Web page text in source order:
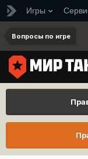
Игры
Вопросы по игре